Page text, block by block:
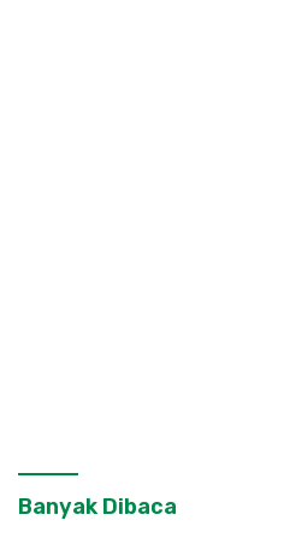
Banyak Dibaca